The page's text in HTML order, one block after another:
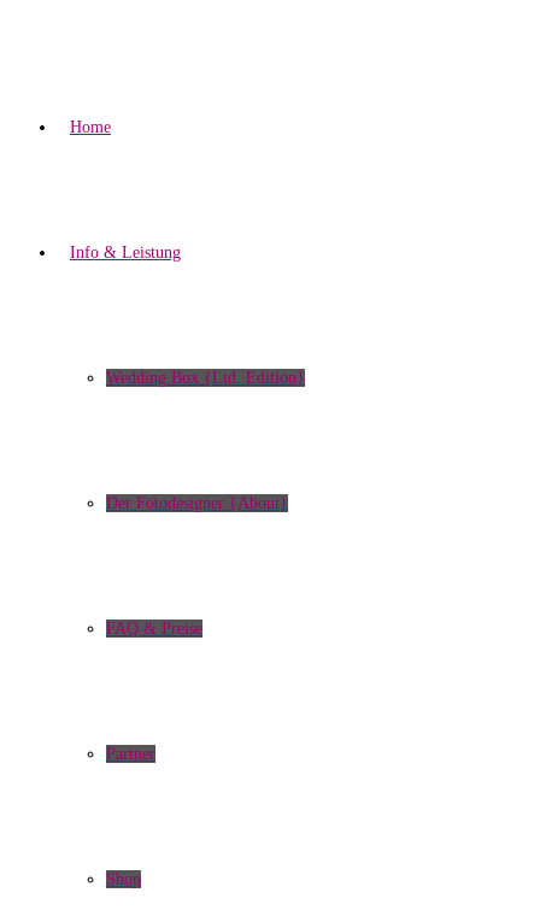
Home
Info & Leistung
Wedding Box {Ltd. Edition}
Der Fotodesigner {About}
FAQ & Preise
Partner
Shop